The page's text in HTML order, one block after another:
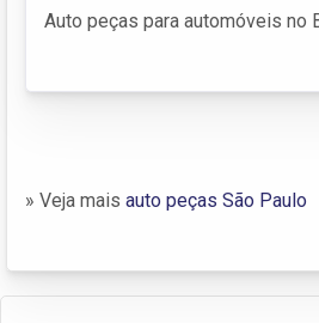
Auto peças para automóveis no
» Veja mais auto peças São Paulo